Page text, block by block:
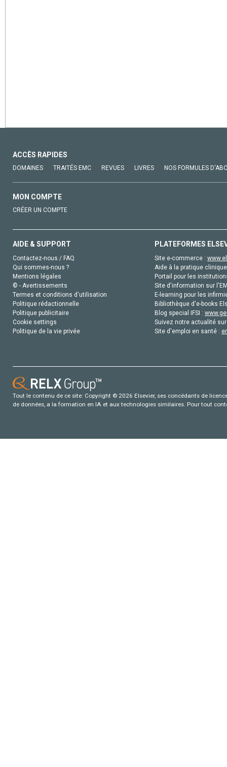
ACCÈS RAPIDES
DOMAINES TRAITÉS EMC REVUES LIVRES NOS FORMULES
MON COMPTE
CRÉER UN COMPTE
AIDE & SUPPORT
Contactez-nous / FAQ
Qui sommes-nous ?
Mentions légales
© - Avertissements
Termes et conditions d'utilisation
Politique rédactionnelle
Politique publicitaire
Cookie settings
Politique de la vie privée
PLATEFORMES
Site e-commerce :
Aide à la pratique
Portail pour les
Site d'information sur
E-learning pour les
Bibliothèque d'e-books
Blog special IFSI :
Suivez notre actualité
Site d'emploi en santé :
Tout le contenu de ce site: Copyright © 2026 Elsevier, ses concédants de
de données, a la formation en IA et aux technologies similaires. Pour tout